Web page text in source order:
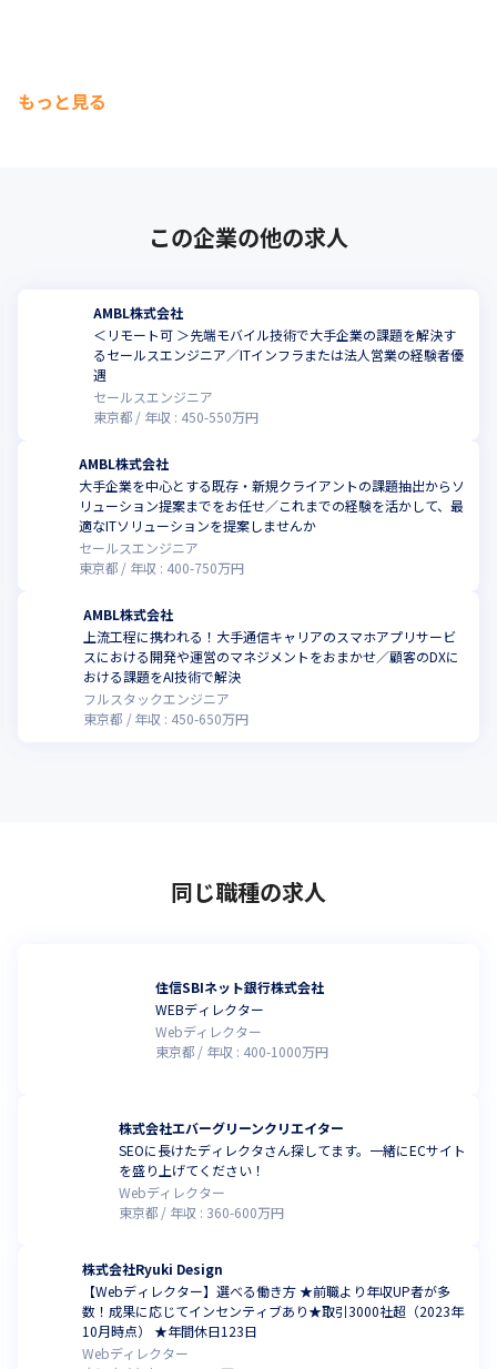
もっと見る
この企業の他の求人
AMBL株式会社
＜リモート可 ＞先端モバイル技術で大手企業の課題を解決す
るセールスエンジニア／ITインフラまたは法人営業の経験者優
遇
セールスエンジニア
東京都
年収 : 450-550万円
AMBL株式会社
大手企業を中心とする既存・新規クライアントの課題抽出からソ
リューション提案までをお任せ／これまでの経験を活かして、最
適なITソリューションを提案しませんか
セールスエンジニア
東京都
年収 : 400-750万円
AMBL株式会社
上流工程に携われる！大手通信キャリアのスマホアプリサービ
スにおける開発や運営のマネジメントをおまかせ／顧客のDXに
おける課題をAI技術で解決
フルスタックエンジニア
東京都
年収 : 450-650万円
同じ職種の求人
住信SBIネット銀行株式会社
WEBディレクター
Webディレクター
東京都
年収 : 400-1000万円
株式会社エバーグリーンクリエイター
SEOに長けたディレクタさん探してます。一緒にECサイト
を盛り上げてください！
Webディレクター
東京都
年収 : 360-600万円
株式会社Ryuki Design
【Webディレクター】選べる働き方 ★前職より年収UP者が多
数！成果に応じてインセンティブあり★取引3000社超（2023年
10月時点） ★年間休日123日
Webディレクター